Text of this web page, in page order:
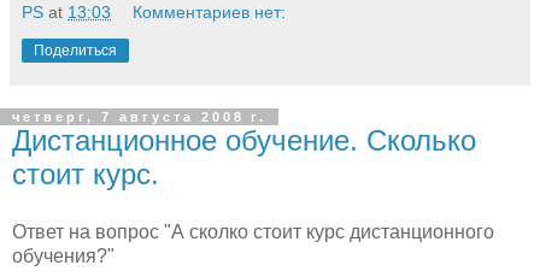
PS at 13:03 Комментариев нет:
Поделиться
четверг, 7 августа 2008 г.
Дистанционное обучение. Сколько
стоит курс.
Ответ на вопрос "А сколко стоит курс дистанционного
обучения?"